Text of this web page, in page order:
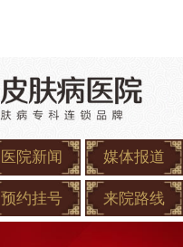
医院新闻 媒体报道
预约挂号 来院路线